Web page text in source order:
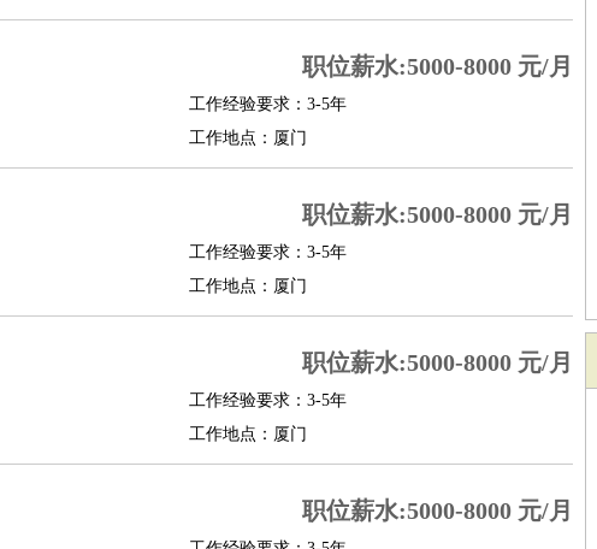
职位薪水:5000-8000 元/月
工作经验要求：3-5年
工作地点：厦门
职位薪水:5000-8000 元/月
工作经验要求：3-5年
工作地点：厦门
职位薪水:5000-8000 元/月
工作经验要求：3-5年
工作地点：厦门
职位薪水:5000-8000 元/月